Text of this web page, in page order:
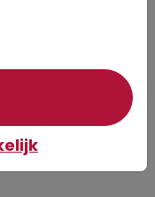
bij de persoon
optionele